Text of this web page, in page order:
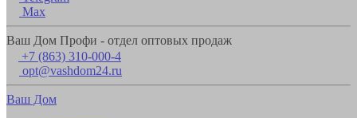
Max
Ваш Дом Профи - отдел оптовых продаж
+7 (863) 310-000-4
opt@vashdom24.ru
Ваш Дом